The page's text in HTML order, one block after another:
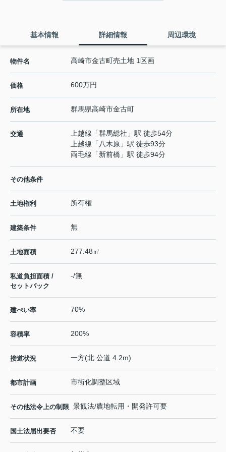
基本情報 詳細情報 周辺環境
物件名 高崎市金古町売土地 1区画
価格 600万円
所在地 群馬県高崎市金古町
交通 上越線 「群馬総社 」駅 徒歩54分
上越線 「 八木原 」駅 徒歩93分
両毛線 「新前橋 」駅 徒歩94分
その他条件
土地権利 所有権
建築条件 無
土地面積 277.48㎡
私道負担面積 /
セットバック
-/無
建ぺい率 70%
容積率 200%
接道状況 一方(北 公道 4.2m)
都市計画 市街化調整区域
その他法令上の制限 景観法/農地転用・開発許可要
国土法届出要否 不要